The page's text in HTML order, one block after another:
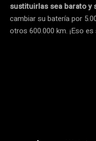
sustituirlas sea barato y
cambiar su batería por
otros 600.000 km. ¡Eso